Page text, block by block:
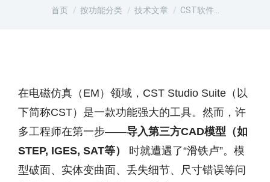
您在这里：
首页 按功能分类 技术文章 CST软件…
在电磁仿真（EM）领域，CST Studio Suite（以
下简称CST）是一款功能强大的工具。然而，许
多工程师在第一步——导入第三方CAD模型（如
STEP, IGES, SAT等）
时就遭遇了“滑铁卢”。模
型破面、实体变曲面、丢失细节、尺寸错误等问